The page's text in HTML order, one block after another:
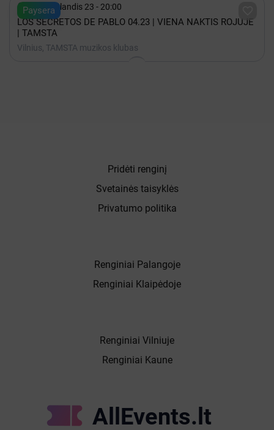
Paysera
 2027 Balandis 23 - 20:00
LOS SECRETOS DE PABLO 04.23 | VIENA NAKTIS ROJUJE
| TAMSTA
Vilnius, TAMSTA muzikos klubas
AllEvents.lt
Renginiai Vilniuje
Renginiai Kaune
Renginiai Palangoje
Renginiai Klaipėdoje
Pridėti renginį
Svetainės taisyklės
Privatumo politika